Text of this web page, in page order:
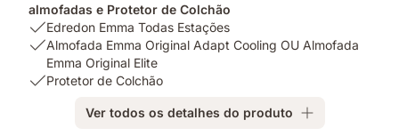
almofadas e Protetor de Colchão
USP
1:
Edredon
Emma
Edredon Emma Todas Estações
USP
Almofada
Almofada Emma Original Adapt Cooling OU Almofada
Emma Original Elite
USPProtetor de Colchão
Ver todos os detalhes do produto